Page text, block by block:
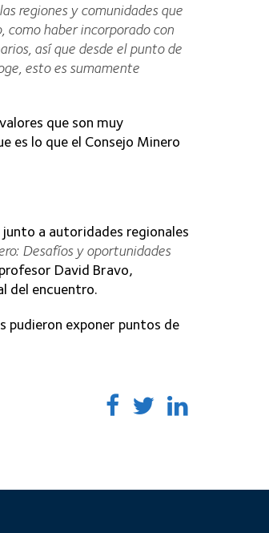
regiones y comunidades que
como haber incorporado con
así que desde el punto de
esto es sumamente
que son muy
es lo que el Consejo Minero
a autoridades regionales
Desafíos y oportunidades
David Bravo,
del encuentro.
pudieron exponer puntos de